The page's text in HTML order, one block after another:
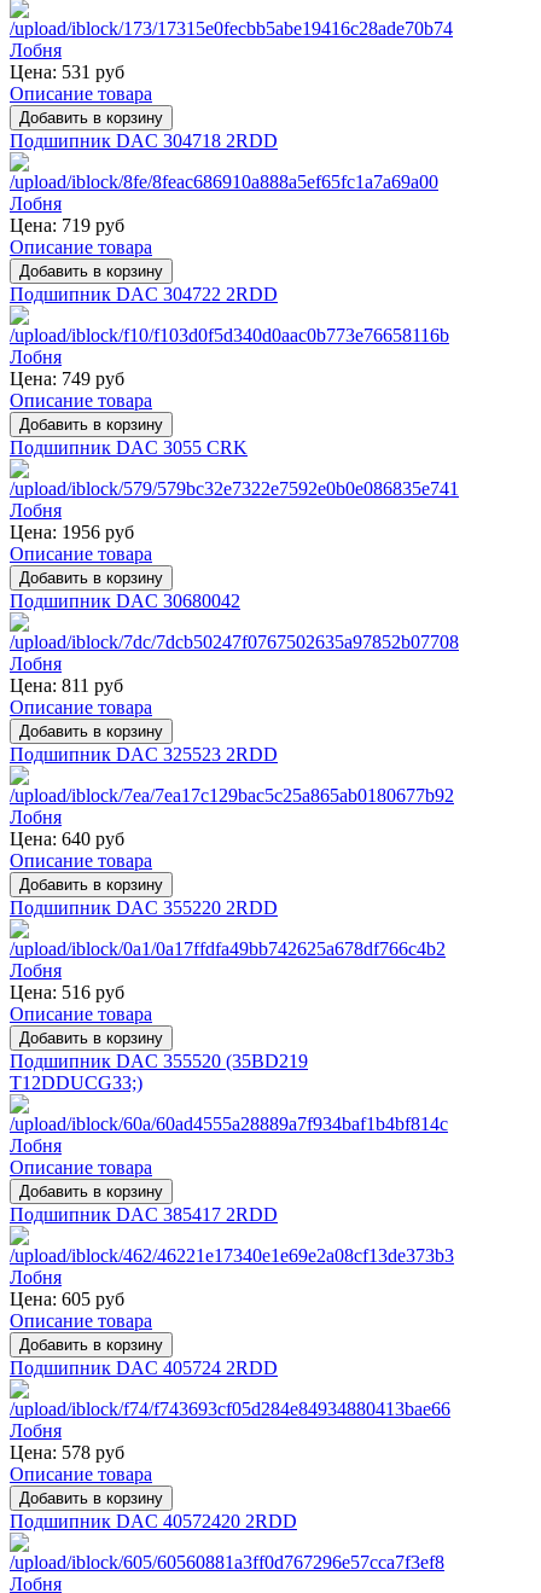
Цена: 531 руб
Описание товара
Подшипник DAC 304718 2RDD
Цена: 719 руб
Описание товара
Подшипник DAC 304722 2RDD
Цена: 749 руб
Описание товара
Подшипник DAC 3055 CRK
Цена: 1956 руб
Описание товара
Подшипник DAC 30680042
Цена: 811 руб
Описание товара
Подшипник DAC 325523 2RDD
Цена: 640 руб
Описание товара
Подшипник DAC 355220 2RDD
Цена: 516 руб
Описание товара
Подшипник DAC 355520 (35BD219
T12DDUCG33;)
Описание товара
Подшипник DAC 385417 2RDD
Цена: 605 руб
Описание товара
Подшипник DAC 405724 2RDD
Цена: 578 руб
Описание товара
Подшипник DAC 40572420 2RDD